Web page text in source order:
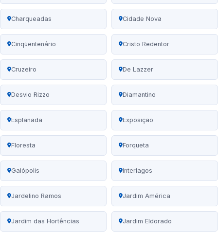
Charqueadas Cidade Nova
Cinqüentenário Cristo Redentor
Cruzeiro De Lazzer
Desvio Rizzo Diamantino
Esplanada Exposição
Floresta Forqueta
Galópolis Interlagos
Jardelino Ramos Jardim América
Jardim das Hortências Jardim Eldorado